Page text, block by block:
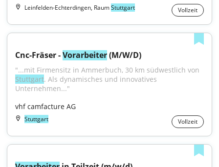
Leinfelden-Echterdingen, RaumStuttgart Vollzeit
Cnc-Fräser - Vorarbeiter (M/W/D)
Stuttgart. Als dynamisches und innovatives
Unternehmen..."
vhf camfacture AG
Stuttgart Vollzeit